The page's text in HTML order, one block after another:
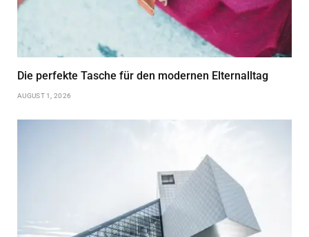
Die perfekte Tasche für den modernen Elternalltag
AUGUST 1, 2026